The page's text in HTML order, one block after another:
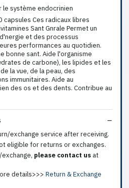
système endocrinien
capsules Ces radicaux libres
Sant Gnrale Permet un
et des processus
performances au quotidien.
bonne sant. Aide l'organisme
de carbone), les lipides et les
la vue, de la peau, des
immunitaires. Aide au
des os et des dents. Contribue au
exchange service after receiving.
eligible for returns or exchanges.
please contact us at
details>>> Return & Exchange